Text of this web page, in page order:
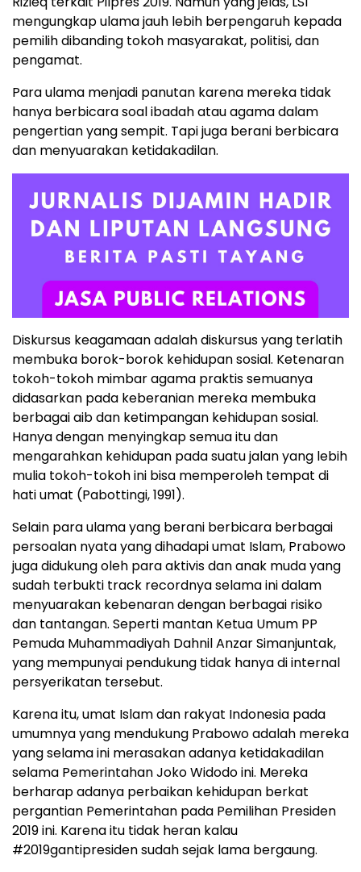
mengungkap ulama jauh lebih berpengaruh kepada
pemilih dibanding tokoh masyarakat, politisi, dan
pengamat.
Para ulama menjadi panutan karena mereka tidak
hanya berbicara soal ibadah atau agama dalam
pengertian yang sempit. Tapi juga berani berbicara
dan menyuarakan ketidakadilan.
Diskursus keagamaan adalah diskursus yang terlatih
membuka borok-borok kehidupan sosial. Ketenaran
tokoh-tokoh mimbar agama praktis semuanya
didasarkan pada keberanian mereka membuka
berbagai aib dan ketimpangan kehidupan sosial.
Hanya dengan menyingkap semua itu dan
mengarahkan kehidupan pada suatu jalan yang lebih
mulia tokoh-tokoh ini bisa memperoleh tempat di
hati umat (Pabottingi, 1991).
Selain para ulama yang berani berbicara berbagai
persoalan nyata yang dihadapi umat Islam, Prabowo
juga didukung oleh para aktivis dan anak muda yang
sudah terbukti track recordnya selama ini dalam
menyuarakan kebenaran dengan berbagai risiko
dan tantangan. Seperti mantan Ketua Umum PP
Pemuda Muhammadiyah Dahnil Anzar Simanjuntak,
yang mempunyai pendukung tidak hanya di internal
persyerikatan tersebut.
Karena itu, umat Islam dan rakyat Indonesia pada
umumnya yang mendukung Prabowo adalah mereka
yang selama ini merasakan adanya ketidakadilan
selama Pemerintahan Joko Widodo ini. Mereka
berharap adanya perbaikan kehidupan berkat
pergantian Pemerintahan pada Pemilihan Presiden
2019 ini. Karena itu tidak heran kalau
#2019gantipresiden sudah sejak lama bergaung.